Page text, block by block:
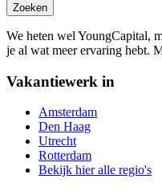
Zoeken
We heten wel YoungCapital,
je al wat meer ervaring hebt.
Vakantiewerk in
Amsterdam
Den Haag
Utrecht
Rotterdam
Bekijk hier alle regio's